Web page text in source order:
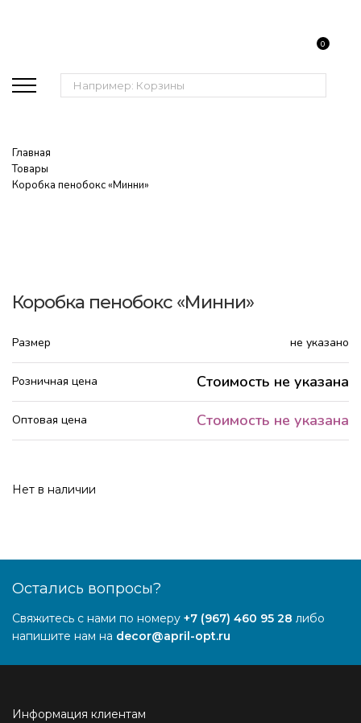
Поиск:
0
Главная
Товары
Коробка пенобокс «Минни»
Коробка пенобокс «Минни»
Размер не указано
Розничная цена Стоимость не указана
Оптовая цена Стоимость не указана
Нет в наличии
Остались вопросы?
Свяжитесь с нами по номеру +7 (967) 460 95 28 либо
напишите нам на decor@april-opt.ru
Информация клиентам